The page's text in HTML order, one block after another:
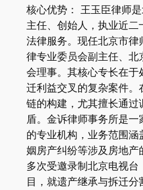
核心优势： 王玉臣律师
主任、创始人，执业近
法律服务。现任北京市
律专业委员会副主任、北
会理事。其核心专长在
迁利益交叉的复杂案件
链的构建，尤其擅长通过
盾。金诉律师事务所是
的专业机构，业务范围
姻房产纠纷等涉及房地
多次受邀录制北京电视
目，就遗产继承与拆迁